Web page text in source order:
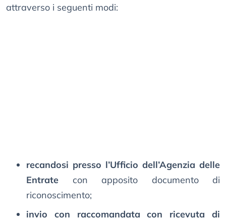
attraverso i seguenti modi:
recandosi presso l’Ufficio dell’Agenzia delle
Entrate con apposito documento di
riconoscimento;
invio con raccomandata con ricevuta di